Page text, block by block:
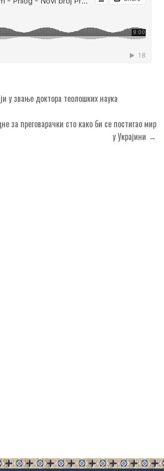
у звање доктора теолошких наука
за преговарачки сто како би се постигао мир
у Украјини →